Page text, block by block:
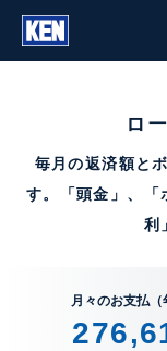
ロ
毎月の返済額と
す。「頭金」、「
利
月々のお支払（